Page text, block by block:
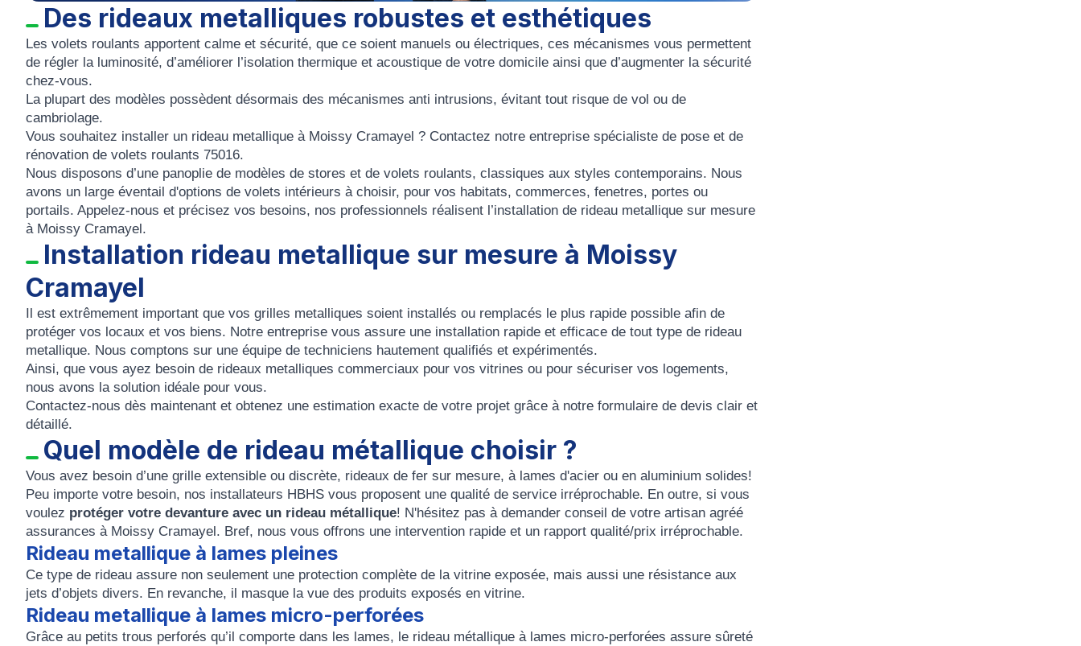
Des rideaux metalliques robustes et esthétiques
Les volets roulants apportent calme et sécurité, que ce soient manuels ou électriques, ces mécanismes vous permettent
de régler la luminosité, d’améliorer l’isolation thermique et acoustique de votre domicile ainsi que d’augmenter la sécurité
chez-vous.
La plupart des modèles possèdent désormais des mécanismes anti intrusions, évitant tout risque de vol ou de
cambriolage.
Vous souhaitez installer un rideau metallique à Moissy Cramayel ? Contactez notre entreprise spécialiste de pose et de
rénovation de volets roulants 75016.
Nous disposons d’une panoplie de modèles de stores et de volets roulants, classiques aux styles contemporains. Nous
avons un large éventail d'options de volets intérieurs à choisir, pour vos habitats, commerces, fenetres, portes ou
portails. Appelez-nous et précisez vos besoins, nos professionnels réalisent l’installation de rideau metallique sur mesure
à Moissy Cramayel.
Installation rideau metallique sur mesure à Moissy
Cramayel
Il est extrêmement important que vos grilles metalliques soient installés ou remplacés le plus rapide possible afin de
protéger vos locaux et vos biens. Notre entreprise vous assure une installation rapide et efficace de tout type de rideau
metallique. Nous comptons sur une équipe de techniciens hautement qualifiés et expérimentés.
Ainsi, que vous ayez besoin de rideaux metalliques commerciaux pour vos vitrines ou pour sécuriser vos logements,
nous avons la solution idéale pour vous.
Contactez-nous dès maintenant et obtenez une estimation exacte de votre projet grâce à notre formulaire de devis clair et
détaillé.
Quel modèle de rideau métallique choisir ?
Vous avez besoin d’une grille extensible ou discrète, rideaux de fer sur mesure, à lames d'acier ou en aluminium solides!
Peu importe votre besoin, nos installateurs HBHS vous proposent une qualité de service irréprochable. En outre, si vous
voulez protéger votre devanture avec un rideau métallique! N'hésitez pas à demander conseil de votre artisan agréé
assurances à Moissy Cramayel. Bref, nous vous offrons une intervention rapide et un rapport qualité/prix irréprochable.
Rideau metallique à lames pleines
Ce type de rideau assure non seulement une protection complète de la vitrine exposée, mais aussi une résistance aux
jets d’objets divers. En revanche, il masque la vue des produits exposés en vitrine.
Rideau metallique à lames micro-perforées
Grâce au petits trous perforés qu’il comporte dans les lames, le rideau métallique à lames micro-perforées assure sûreté